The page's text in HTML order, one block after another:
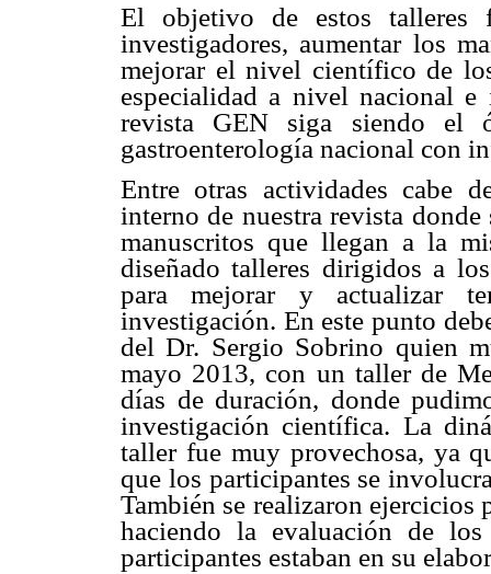
El objetivo de estos talleres
investigadores, aumentar los
mejorar el nivel científico de
especialidad a nivel nacional
revista GEN siga siendo el
gastroenterología nacional con
Entre otras actividades cabe
interno de nuestra revista
manuscritos que llegan a la
diseñado talleres dirigidos a
para mejorar y actualizar
investigación. En este punto
del Dr. Sergio Sobrino quien
mayo 2013, con un taller de
días de duración, donde
investigación científica. La
taller fue muy provechosa, ya
que los participantes se
También se realizaron
haciendo la evaluación de
participantes estaban en su